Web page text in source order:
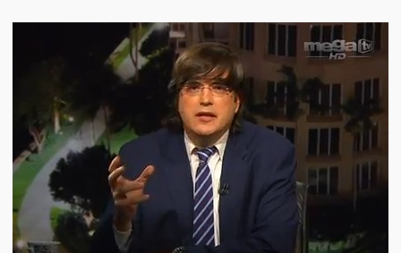
Víctimas inocentes de la violencia castrista del 4 de Febrero de
¡¡¡Miserable traidor, mira a tu pueblo!!! (Despicable traitor, look
your country!!!)
Fotos
Versos
Cuentos